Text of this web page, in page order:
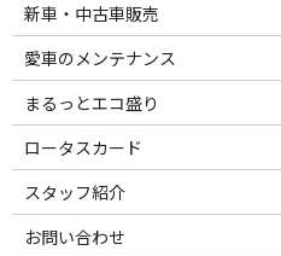
新車・中古車販売
愛車のメンテナンス
まるっとエコ盛り
ロータスカード
スタッフ紹介
お問い合わせ